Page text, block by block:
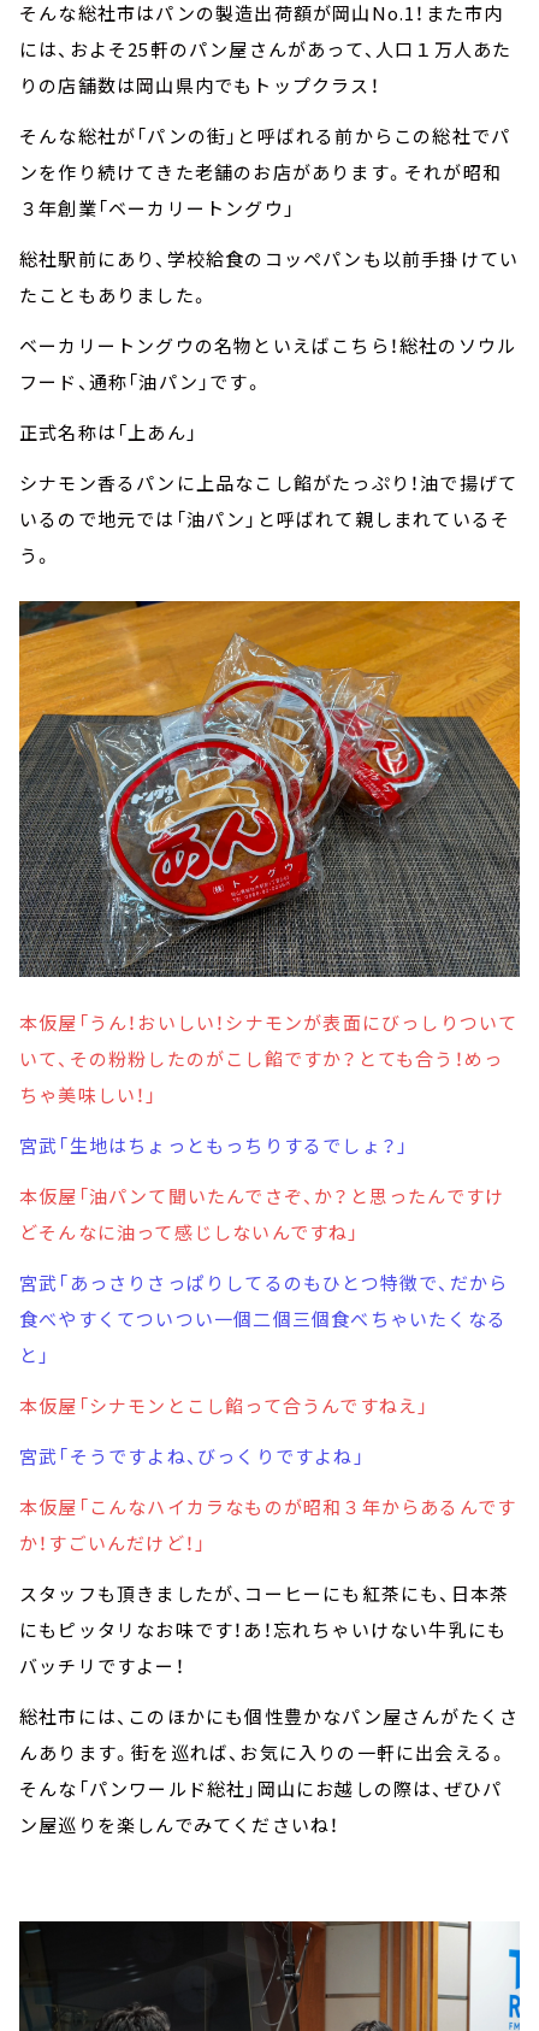
そんな総社市はパンの製造出荷額が岡山No.1！また市内
には、およそ25軒のパン屋さんがあって、人口１万人あた
りの店舗数は岡山県内でもトップクラス！
そんな総社が「パンの街」と呼ばれる前からこの総社でパ
ンを作り続けてきた老舗のお店があります。それが昭和
３年創業「ベーカリートングウ」
総社駅前にあり、学校給食のコッペパンも以前手掛けてい
たこともありました。
ベーカリートングウの名物といえばこちら！総社のソウル
フード、通称「油パン」です。
正式名称は「上あん」
シナモン香るパンに上品なこし餡がたっぷり！油で揚げて
いるので地元では「油パン」と呼ばれて親しまれているそ
う。
本仮屋「うん！おいしい！シナモンが表面にびっしりついて
いて、その粉粉したのがこし餡ですか？とても合う！めっ
ちゃ美味しい！」
宮武「生地はちょっともっちりするでしょ？」
本仮屋「油パンて聞いたんでさぞ、か？と思ったんですけ
どそんなに油って感じしないんですね」
宮武「あっさりさっぱりしてるのもひとつ特徴で、だから
食べやすくてついつい一個二個三個食べちゃいたくなる
と」
本仮屋「シナモンとこし餡って合うんですねえ」
宮武「そうですよね、びっくりですよね」
本仮屋「こんなハイカラなものが昭和３年からあるんです
か！すごいんだけど！」
スタッフも頂きましたが、コーヒーにも紅茶にも、日本茶
にもピッタリなお味です！あ！忘れちゃいけない牛乳にも
バッチリですよー！
総社市には、このほかにも個性豊かなパン屋さんがたくさ
んあります。街を巡れば、お気に入りの一軒に出会える。
そんな「パンワールド総社」岡山にお越しの際は、ぜひパ
ン屋巡りを楽しんでみてくださいね！